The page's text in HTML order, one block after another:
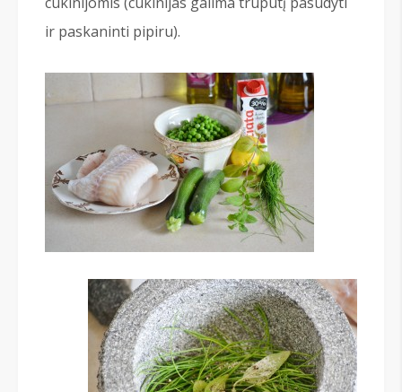
ir paskaninti pipiru).